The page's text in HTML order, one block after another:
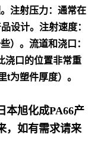
注射压力：通常在
设计。 注射速度：
）。流道和浇口：
浇口的位置非常重
t为塑件厚度）。
本旭化成PA66产
，如有需求请来